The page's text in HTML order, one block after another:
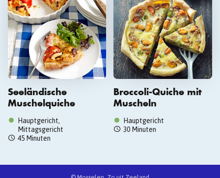
Seeländische
Muschelquiche
Hauptgericht,
Mittagsgericht
45 Minuten
Broccoli-Quiche mit
Muscheln
Hauptgericht
30 Minuten